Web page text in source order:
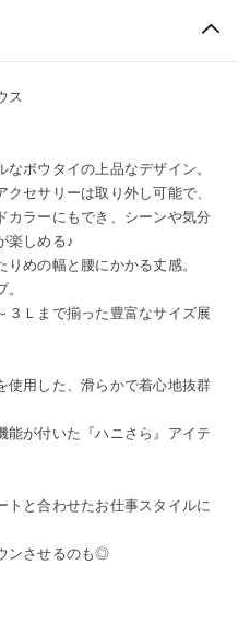
ス
ボウタイの上品なデザイン。
セサリーは取り外し可能で、
カラーにもでき、シーンや気分
楽しめる♪
めの幅と腰にかかる丈感。
３Ｌまで揃った豊富なサイズ展
使用した、滑らかで着心地抜群
能が付いた『ハニさら』アイテ
トと合わせたお仕事スタイルに
ンさせるのも◎